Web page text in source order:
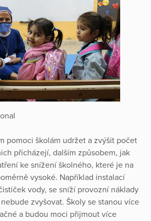
pomoci školám udržet a zvýšit počet
přicházejí, dalším způsobem, jak
ke snížení školného, které je na
vysoké. Například instalací
vody, se sníží provozní náklady
zvyšovat. Školy se stanou více
a budou moci přijmout více